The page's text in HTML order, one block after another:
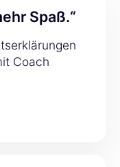
Spaß.“
Coach